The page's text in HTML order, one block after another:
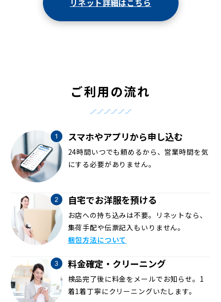
リネット詳細はこちら
ご利用の流れ
スマホやアプリから申し込む
24時間いつでも頼めるから、営業時間を気
にする必要がありません。
自宅でお洋服を預ける
お店への持ち込みは不要。リネットなら、
集荷手配や伝票記入もいりません。
梱包方法について
料金確定・クリーニング
検品完了後に料金をメールでお知らせ。1
着1着丁寧にクリーニングいたします。